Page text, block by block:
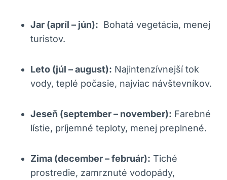
Jar (apríl – jún): ⁤ Bohatá vegetácia, menej
turistov.
Leto (júl – august): Najintenzívnejší⁤ tok
vody, teplé počasie, najviac návštevníkov.
Jeseň (september – november): Farebné
lístie, príjemné teploty,‍ menej preplnené.
Zima (december – február): Tiché
⁤prostredie, zamrznuté⁤ vodopády,⁣